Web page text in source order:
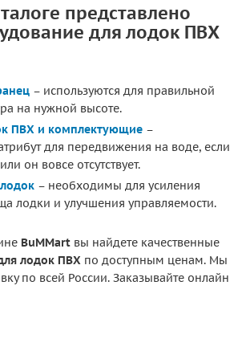
представлено
для лодок ПВХ
– используются для правильной
на нужной высоте.
ПВХ и комплектующие –
для передвижения на воде, если
он вовсе отсутствует.
– необходимы для усиления
лодки и улучшения управляемости.
BuMMart вы найдете качественные
лодок ПВХ по доступным ценам. Мы
по всей России. Заказывайте онлайн